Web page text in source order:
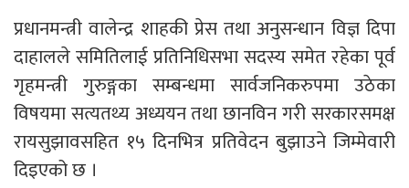
प्रधानमन्त्री वालेन्द्र शाहकी प्रेस तथा अनुसन्धान विज्ञ दिपा
दाहालले समितिलाई प्रतिनिधिसभा सदस्य समेत रहेका पूर्व
गृहमन्त्री गुरुङ्गका सम्बन्धमा सार्वजनिकरुपमा उठेका
विषयमा सत्यतथ्य अध्ययन तथा छानविन गरी सरकारसमक्ष
रायसुझावसहित १५ दिनभित्र प्रतिवेदन बुझाउने जिम्मेवारी
दिइएको छ ।